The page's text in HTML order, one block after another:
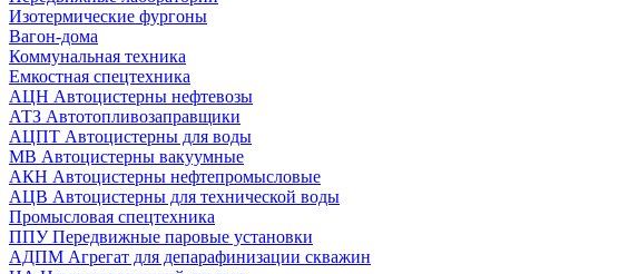
Изотермические фургоны
Вагон-дома
Коммунальная техника
Емкостная спецтехника
АЦН Автоцистерны нефтевозы
АТЗ Автотопливозаправщики
АЦПТ Автоцистерны для воды
МВ Автоцистерны вакуумные
АКН Автоцистерны нефтепромысловые
АЦВ Автоцистерны для технической воды
Промысловая спецтехника
ППУ Передвижные паровые установки
АДПМ Агрегат для депарафинизации скважин